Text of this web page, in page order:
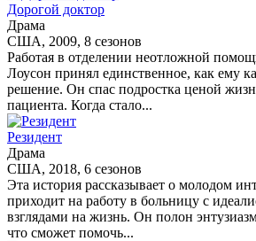
Дорогой доктор
Драма
США, 2009, 8 сезонов
Работая в отделении неотложной
Лоусон принял единственное, как ему
решение. Он спас подростка ценой
пациента. Когда стало...
Резидент
Драма
США, 2018, 6 сезонов
Эта история рассказывает о молодом
приходит на работу в больницу с
взглядами на жизнь. Он полон
что сможет помочь...